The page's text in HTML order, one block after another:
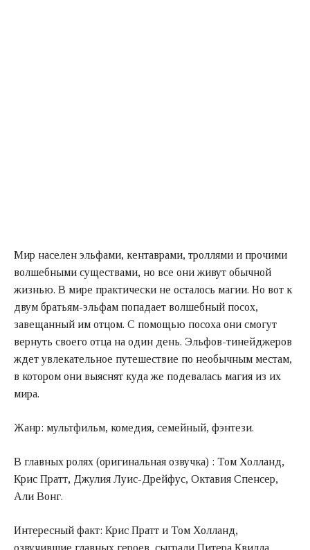
Мир населен эльфами, кентаврами, троллями и прочими
волшебными существами, но все они живут обычной
жизнью. В мире практически не осталось магии. Но вот к
двум братьям-эльфам попадает волшебный посох,
завещанный им отцом. С помощью посоха они смогут
вернуть своего отца на один день. Эльфов-тинейджеров
ждет увлекательное путешествие по необычным местам,
в котором они выяснят куда же подевалась магия из их
мира.
Жанр: мультфильм, комедия, семейный, фэнтези.
В главных ролях (оригинальная озвучка) : Том Холланд,
Крис Пратт, Джулия Луис-Дрейфус, Октавия Спенсер,
Али Вонг.
Интересный факт: Крис Пратт и Том Холланд,